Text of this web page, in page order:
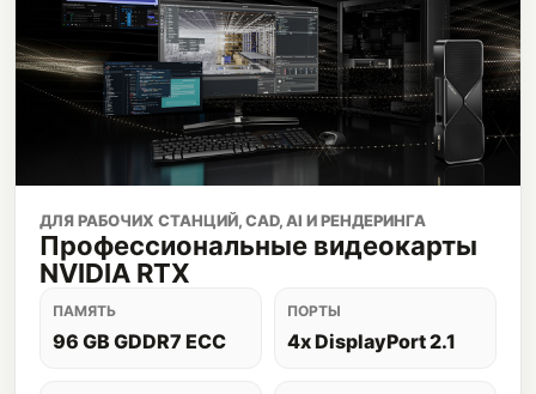
ДЛЯ РАБОЧИХ СТАНЦИЙ, CAD, AI И РЕНДЕРИНГА
Профессиональные видеокарты
NVIDIA RTX
ПАМЯТЬ
96 GB GDDR7 ECC
ПОРТЫ
4x DisplayPort 2.1